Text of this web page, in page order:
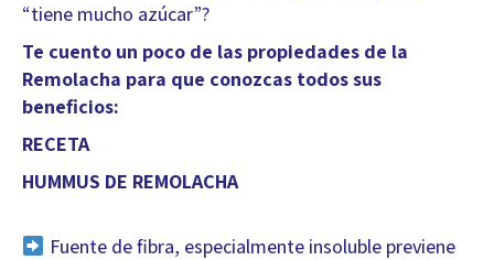
“tiene mucho azúcar”?
Te cuento un poco de las propiedades de la
Remolacha para que conozcas todos sus
beneficios:
RECETA
HUMMUS DE REMOLACHA
Fuente de fibra, especialmente insoluble previene